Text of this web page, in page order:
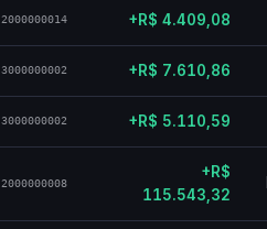
2000000014 +R$ 4.409,08
3000000002 +R$ 7.610,86
3000000002 +R$ 5.110,59
2000000008
+R$
115.543,32